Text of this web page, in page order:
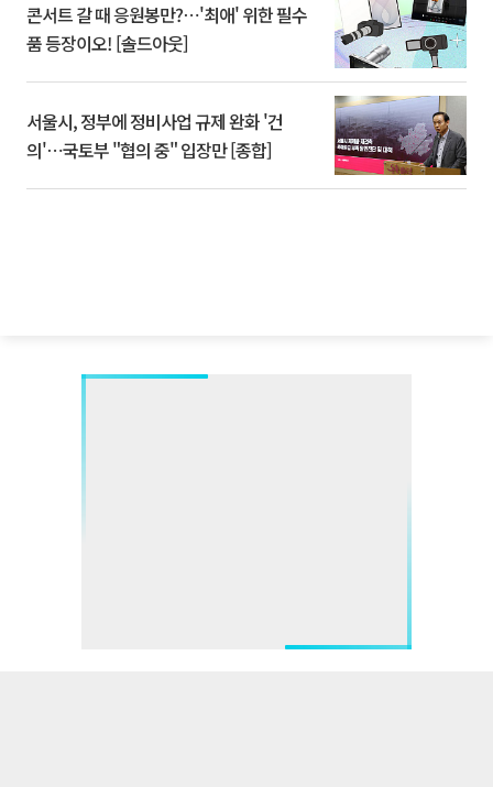
콘서트 갈 때 응원봉만?⋯'최애' 위한 필수
품 등장이오! [솔드아웃]
서울시, 정부에 정비사업 규제 완화 '건
의'⋯국토부 "협의 중" 입장만 [종합]